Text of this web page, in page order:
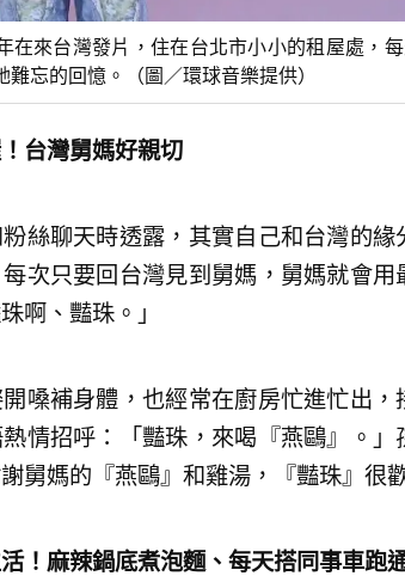
在來台灣發片，住在台北市小小的租屋處，
難忘的回憶。（圖／環球音樂提供）
台灣舅媽好親切
絲聊天時透露，其實自己和台灣的
次只要回台灣見到舅媽，舅媽就會
啊、豔珠。」
嗓補身體，也經常在廚房忙進忙出，
情招呼：「豔珠，來喝『燕鷗』。
舅媽的『燕鷗』和雞湯，『豔珠』很歡
！麻辣鍋底煮泡麵、每天搭同事車跑